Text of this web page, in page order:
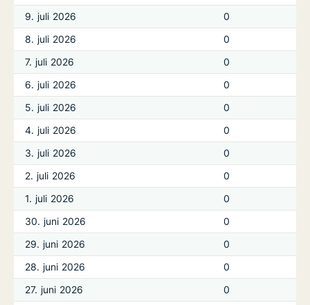
9. juli 2026
0
8. juli 2026
0
7. juli 2026
0
6. juli 2026
0
5. juli 2026
0
4. juli 2026
0
3. juli 2026
0
2. juli 2026
0
1. juli 2026
0
30. juni 2026
0
29. juni 2026
0
28. juni 2026
0
27. juni 2026
0